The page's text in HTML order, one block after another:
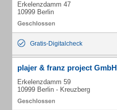
Erkelenzdamm 47
10999 Berlin
Gratis-Digitalcheck
plajer & franz project GmbH
Erkelenzdamm 59
10999 Berlin - Kreuzberg